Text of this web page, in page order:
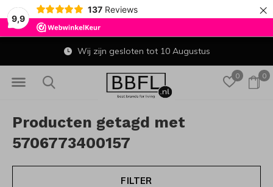
9,9
137 Reviews ×
0 0
Wij zijn gesloten tot 10 Augustus
Producten getagd met
5706773400157
FILTER